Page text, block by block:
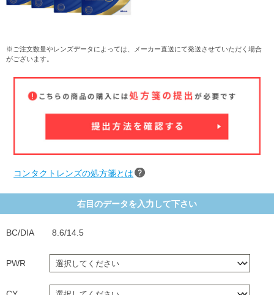
※ご注文数量やレンズデータによっては、メーカー直送にて発送させていただく場合
がございます。
コンタクトレンズの処方箋とは
右目のデータを入力して下さい
BC/DIA 8.6/14.5
PWR